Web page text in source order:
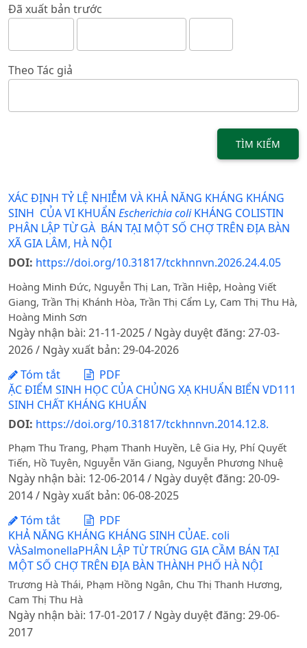
Đã xuất bản trước
Theo Tác giả
TÌM KIẾM
XÁC ĐỊNH TỶ LỆ NHIỄM VÀ KHẢ NĂNG KHÁNG KHÁNG
SINH CỦA VI KHUẨN Escherichia coliKHÁNG COLISTIN
PHÂN LẬP TỪ GÀ BÁN TẠI MỘT SỐ CHỢ TRÊN ĐỊA BÀN
XÃ GIA LÂM, HÀ NỘI
DOI: https://doi.org/10.31817/tckhnnvn.2026.24.4.05
Hoàng Minh Đức, Nguyễn Thị Lan, Trần Hiệp, Hoàng Viết
Giang, Trần Thị Khánh Hòa, Trần Thị Cẩm Ly, Cam Thị Thu Hà,
Hoàng Minh Sơn
Ngày nhận bài: 21-11-2025 / Ngày duyệt đăng: 27-03-
2026 / Ngày xuất bản: 29-04-2026
Tóm tắt
PDF
ẶC ĐIỂM SINH HỌC CỦA CHỦNG XẠ KHUẨN BIỂN VD111
SINH CHẤT KHÁNG KHUẨN
DOI: https://doi.org/10.31817/tckhnnvn.2014.12.8.
Phạm Thu Trang, Phạm Thanh Huyền, Lê Gia Hy, Phí Quyết
Tiến, Hồ Tuyên, Nguyễn Văn Giang, Nguyễn Phương Nhuệ
Ngày nhận bài: 12-06-2014 / Ngày duyệt đăng: 20-09-
2014 / Ngày xuất bản: 06-08-2025
Tóm tắt
PDF
KHẢ NĂNG KHÁNG KHÁNG SINH CỦAE. coli
VÀSalmonellaPHÂN LẬP TỪ TRỨNG GIA CẦM BÁN TẠI
MỘT SỐ CHỢ TRÊN ĐỊA BÀN THÀNH PHỐ HÀ NỘI
Trương Hà Thái, Phạm Hồng Ngân, Chu Thị Thanh Hương,
Cam Thị Thu Hà
Ngày nhận bài: 17-01-2017 / Ngày duyệt đăng: 29-06-
2017